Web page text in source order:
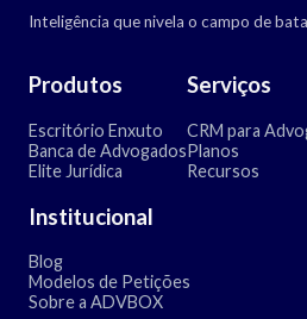
Inteligência que nivela o campo de
Produtos
Escritório Enxuto
Banca de Advogados
Elite Jurídica
Serviços
CRM para
Planos
Recursos
Institucional
Blog
Modelos de Petições
Sobre a ADVBOX